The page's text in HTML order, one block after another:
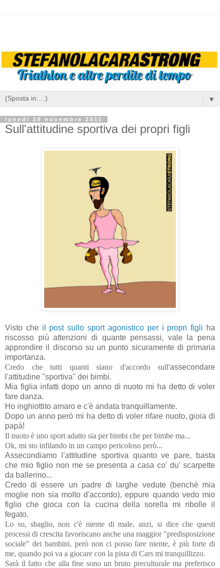
▼
lunedì 28 novembre 2011
Sull'attitudine sportiva dei propri figli
Visto che il post sullo sport agonistico per i propri figli ha
riscosso più attenzioni di quante pensassi, vale la pena
approndire il discorso su un punto sicuramente di primaria
importanza.
Credo che tutti quanti siano d'accordo sull'assecondare
l'attitudine "sportiva" dei bimbi.
Mia figlia infatti dopo un anno di nuoto mi ha detto di voler
fare danza.
Ho inghiottito amaro e c'è andata tranquillamente.
Dopo un anno però mi ha detto di voler rifare nuoto, gioia di
papà!
Il nuoto è uno sport adatto sia per bimbi che per bimbe ma...
Ok, mi sto infilando in un campo pericoloso però...
Assecondiamo l'attitudine sportiva quanto ve pare, basta
che mio figlio non me se presenta a casa co' du' scarpette
da ballerino...
Credo di essere un padre di larghe vedute (benchè mia
moglie non sia molto d'accordo), eppure quando vedo mio
figlio che gioca con la cucina della sorella mi ribolle il
fegato.
Lo so, sbaglio, non c'è niente di male, anzi, si dice che questi
processi di crescita favoriscano anche una maggior "predisposizione
sociale" dei bambini, però non ci posso fare niente, è più forte di
me, quando poi va a giocare con la pista di Cars mi tranquillizzo.
Sarà il fatto che alla fine sono un bruto preculturale ma preferisco